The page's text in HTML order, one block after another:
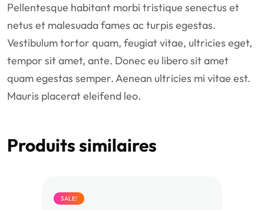
Pellentesque habitant morbi tristique senectus et
netus et malesuada fames ac turpis egestas.
Vestibulum tortor quam, feugiat vitae, ultricies eget,
tempor sit amet, ante. Donec eu libero sit amet
quam egestas semper. Aenean ultricies mi vitae est.
Mauris placerat eleifend leo.
Produits similaires
SALE!